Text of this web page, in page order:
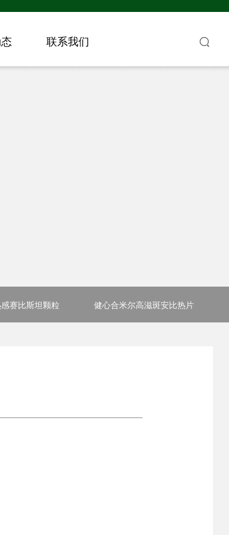
联系我们
赛比斯坦颗粒 健心合米尔高滋斑安比热片